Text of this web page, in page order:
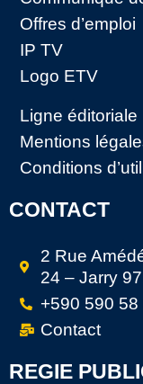
Offres d’emploi
IP TV
Logo ETV
Ligne éditoriale
Mentions
Conditions
CONTACT
2 Rue
24 – Jarry
+590 590 58
Contact
REGIE